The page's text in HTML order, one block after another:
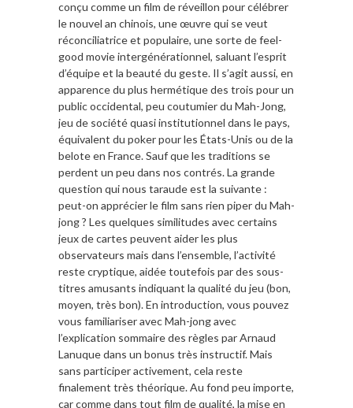
conçu comme un film de réveillon pour célébrer
le nouvel an chinois, une œuvre qui se veut
réconciliatrice et populaire, une sorte de feel-
good movie intergénérationnel, saluant l’esprit
d’équipe et la beauté du geste. Il s’agit aussi, en
apparence du plus hermétique des trois pour un
public occidental, peu coutumier du Mah-Jong,
jeu de société quasi institutionnel dans le pays,
équivalent du poker pour les États-Unis ou de la
belote en France. Sauf que les traditions se
perdent un peu dans nos contrés. La grande
question qui nous taraude est la suivante :
peut-on apprécier le film sans rien piper du Mah-
jong ? Les quelques similitudes avec certains
jeux de cartes peuvent aider les plus
observateurs mais dans l’ensemble, l’activité
reste cryptique, aidée toutefois par des sous-
titres amusants indiquant la qualité du jeu (bon,
moyen, très bon). En introduction, vous pouvez
vous familiariser avec Mah-jong avec
l’explication sommaire des règles par Arnaud
Lanuque dans un bonus très instructif. Mais
sans participer activement, cela reste
finalement très théorique. Au fond peu importe,
car comme dans tout film de qualité, la mise en